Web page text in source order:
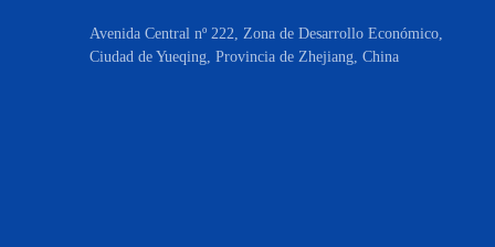
Avenida Central nº 222, Zona de Desarrollo Económico,
Ciudad de Yueqing, Provincia de Zhejiang, China